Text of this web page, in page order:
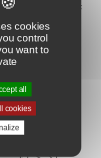
et équilibrent
soulage la
cookies
control
want to
all
cookies